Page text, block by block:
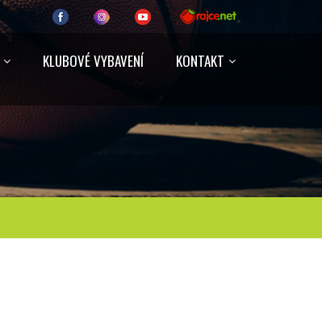
KLUBOVÉ VYBAVENÍ KONTAKT